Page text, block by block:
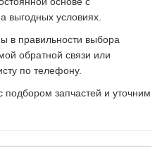
выгодных условиях.
в правильности выбора
обратной связи или
по телефону.
запчастей и уточним